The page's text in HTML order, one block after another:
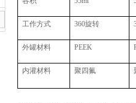
工作方式 360旋转
外罐材料 PEEK
内灌材料 聚四氟